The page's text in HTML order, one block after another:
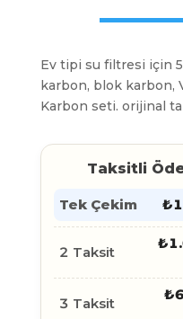
Ev tipi su filtresi için
karbon, blok karbon,
Karbon seti. orijinal
Taksitli
Tek Çekim ₺
2 Taksit
₺
3 Taksit
₺